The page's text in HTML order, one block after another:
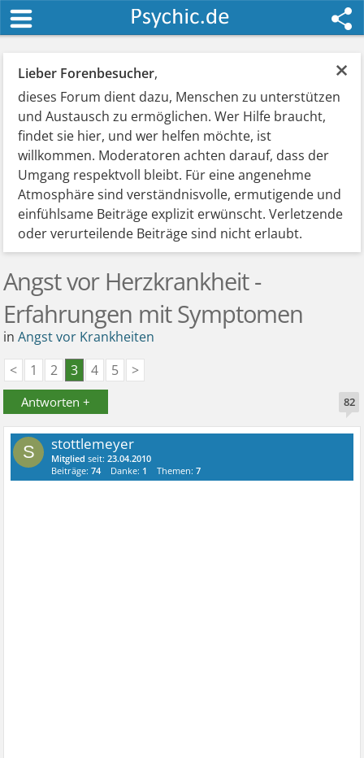
×
Lieber Forenbesucher,
dieses Forum dient dazu, Menschen zu unterstützen
und Austausch zu ermöglichen. Wer Hilfe braucht,
findet sie hier, und wer helfen möchte, ist
willkommen. Moderatoren achten darauf, dass der
Umgang respektvoll bleibt. Für eine angenehme
Atmosphäre sind verständnisvolle, ermutigende und
einfühlsame Beiträge explizit erwünscht. Verletzende
oder verurteilende Beiträge sind nicht erlaubt.
Angst vor Herzkrankheit -
Erfahrungen mit Symptomen
inAngst vor Krankheiten
<
1 2 3 4 5 >
Antworten + 82
S stottlemeyer
Mitglied seit:23.04.2010
Beiträge:74 Danke: 1 Themen:7